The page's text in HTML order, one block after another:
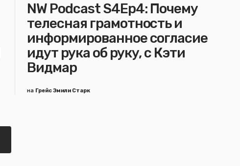
NW Podcast S4Ep4: Почему
телесная грамотность и
информированное согласие
идут рука об руку, с Кэти
Видмар
на Грейс Эмили Старк